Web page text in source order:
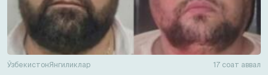
ЎзбекистонЯнгиликлар 17 соат аввал